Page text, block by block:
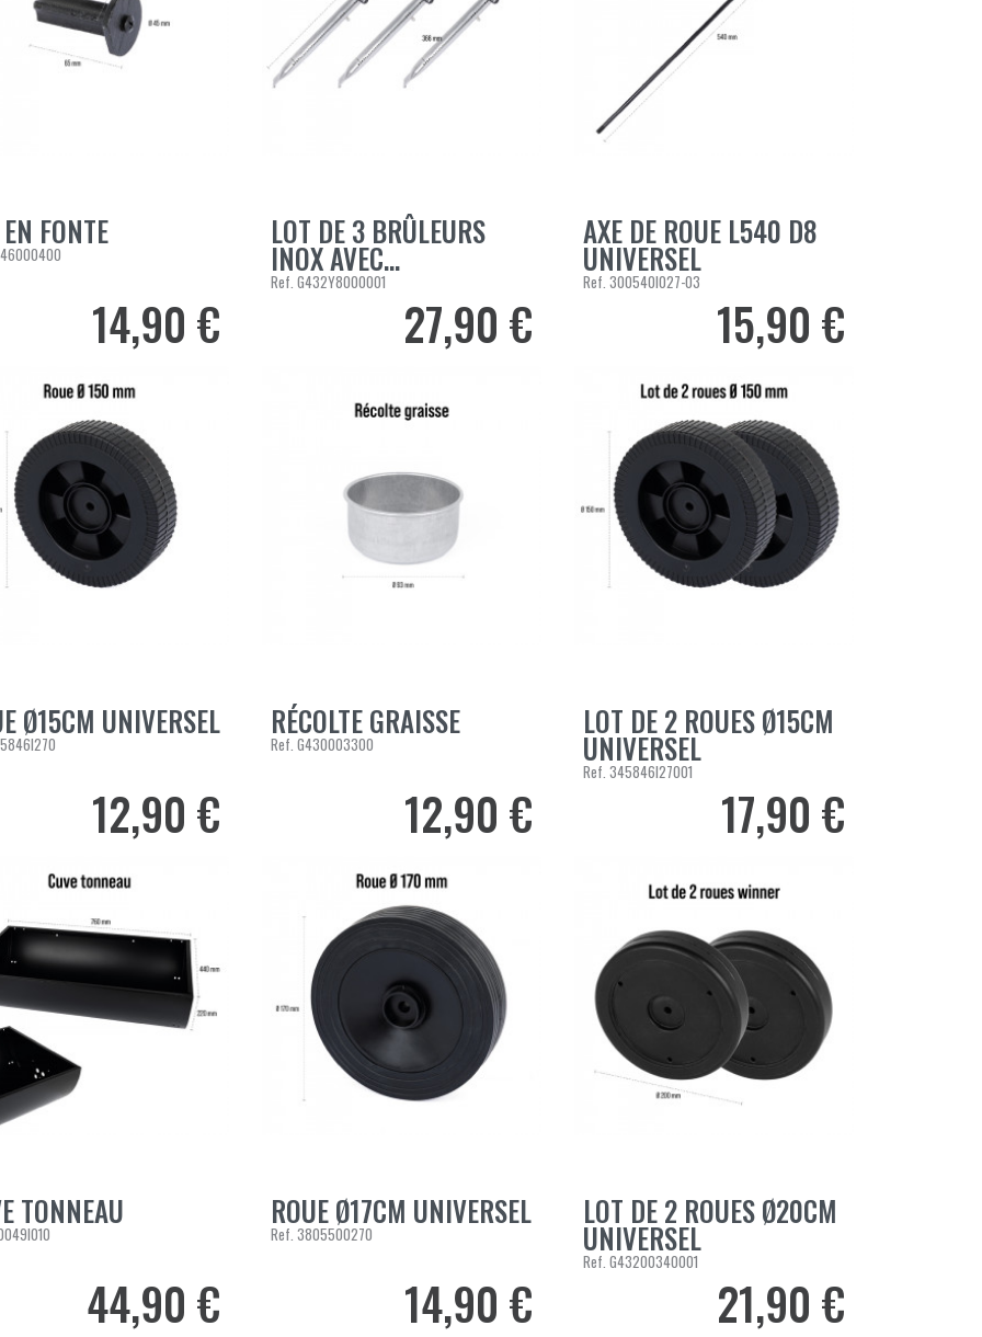
Planchas Gaz
Plaques de Cuisson
Brûleurs
Braséros Gaz
AU PANIER
FONTE
Prix
14,90 €
AJOUTER AU PANIER
LOT DE 3 BRÛLEURS
INOX AVEC...
Ref. G432Y8000001
Prix
27,90 €
AJOUTER AU PANIER
AXE DE ROUE L540 D8
UNIVERSEL
Ref. 300540I027-03
Prix
15,90 €
AU PANIER
Ø15CM UNIVERSEL
Prix
12,90 €
AJOUTER AU PANIER
RÉCOLTE GRAISSE
Ref. G430003300
Prix
12,90 €
AJOUTER AU PANIER
LOT DE 2 ROUES Ø15CM
UNIVERSEL
Ref. 345846I27001
Prix
17,90 €
AU PANIER
TONNEAU
Prix
44,90 €
AJOUTER AU PANIER
ROUE Ø17CM UNIVERSEL
Ref. 3805500270
Prix
14,90 €
AJOUTER AU PANIER
LOT DE 2 ROUES Ø20CM
UNIVERSEL
Ref. G43200340001
Prix
21,90 €